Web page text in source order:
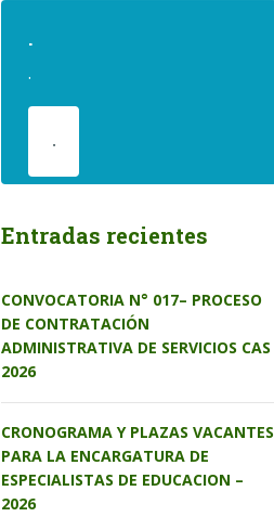
.
.
.
Entradas recientes
CONVOCATORIA N° 017– PROCESO
DE CONTRATACIÓN
ADMINISTRATIVA DE SERVICIOS CAS
2026
CRONOGRAMA Y PLAZAS VACANTES
PARA LA ENCARGATURA DE
ESPECIALISTAS DE EDUCACION –
2026